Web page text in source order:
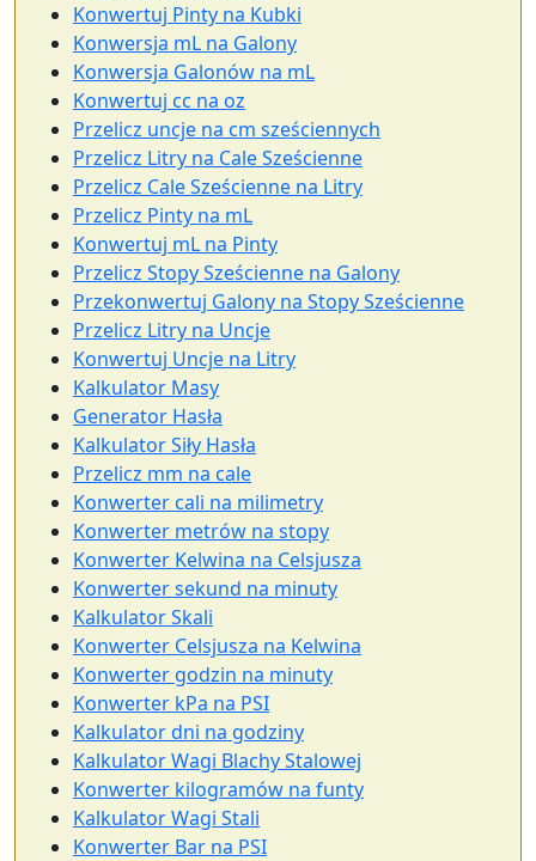
Konwertuj Pinty na Kubki
Konwersja mL na Galony
Konwersja Galonów na mL
Konwertuj cc na oz
Przelicz uncje na cm sześciennych
Przelicz Litry na Cale Sześcienne
Przelicz Cale Sześcienne na Litry
Przelicz Pinty na mL
Konwertuj mL na Pinty
Przelicz Stopy Sześcienne na Galony
Przekonwertuj Galony na Stopy Sześcienne
Przelicz Litry na Uncje
Konwertuj Uncje na Litry
Kalkulator Masy
Generator Hasła
Kalkulator Siły Hasła
Przelicz mm na cale
Konwerter cali na milimetry
Konwerter metrów na stopy
Konwerter Kelwina na Celsjusza
Konwerter sekund na minuty
Kalkulator Skali
Konwerter Celsjusza na Kelwina
Konwerter godzin na minuty
Konwerter kPa na PSI
Kalkulator dni na godziny
Kalkulator Wagi Blachy Stalowej
Konwerter kilogramów na funty
Kalkulator Wagi Stali
Konwerter Bar na PSI